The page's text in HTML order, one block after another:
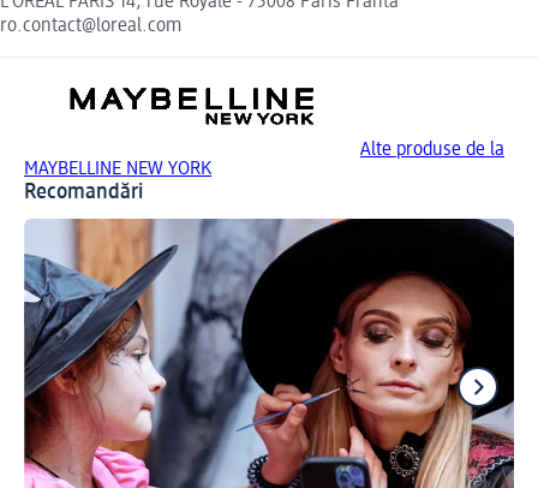
ro.contact@loreal.com
Alte produse de la
MAYBELLINE NEW YORK
Recomandări